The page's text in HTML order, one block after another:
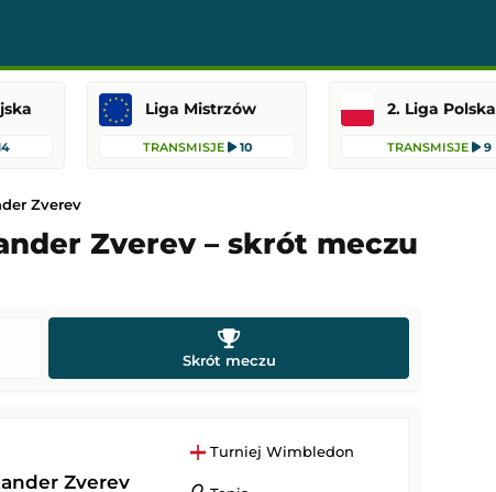
Liga Mistrzów
TRANSMISJE 10
2. Liga Polska
TRANSMISJE 9
Zverev
Liga Europejska
Zverev – skrót meczu
Skrót meczu
Zverev
Turniej Wimbledon